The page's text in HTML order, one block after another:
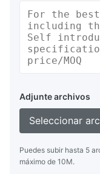
Adjunte archivos
Seleccionar
Puedes subir hasta 5
máximo de 10M.